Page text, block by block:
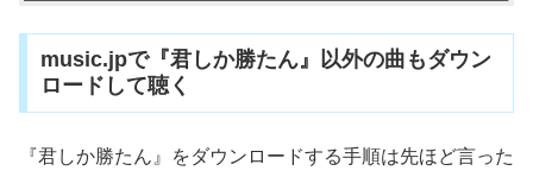
music.jpで『君しか勝たん』以外の曲もダウン
ロードして聴く
『君しか勝たん』をダウンロードする手順は先ほど言った